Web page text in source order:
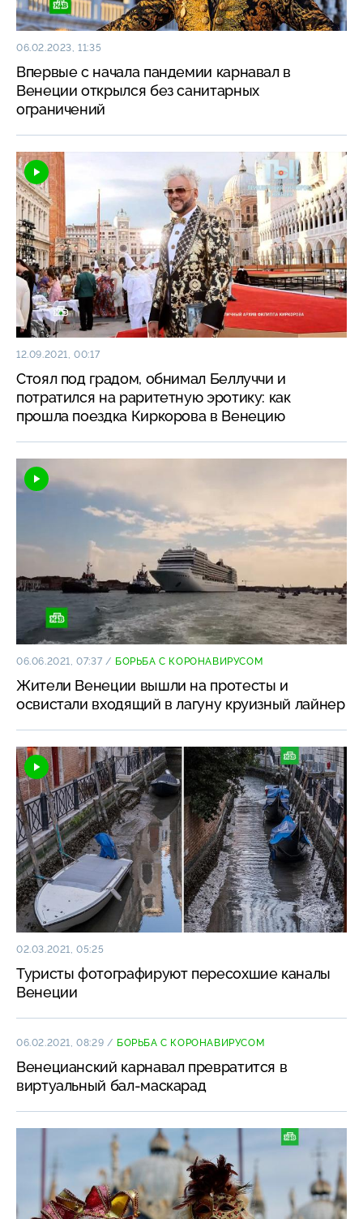
06.02.2023, 11:35
Впервые с начала пандемии карнавал в
Венеции открылся без санитарных
ограничений
12.09.2021, 00:17
Стоял под градом, обнимал Беллуччи и
потратился на раритетную эротику: как
прошла поездка Киркорова в Венецию
06.06.2021, 07:37/ БОРЬБА С КОРОНАВИРУСОМ
Жители Венеции вышли на протесты и
освистали входящий в лагуну круизный лайнер
02.03.2021, 05:25
Туристы фотографируют пересохшие каналы
Венеции
06.02.2021, 08:29 / БОРЬБА С КОРОНАВИРУСОМ
Венецианский карнавал превратится в
виртуальный бал-маскарад